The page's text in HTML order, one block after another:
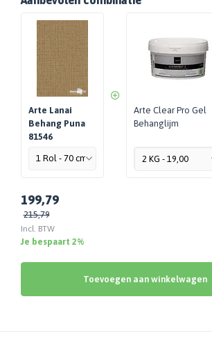
Arte Lanai
Behang Puna
81546
Arte Clear Pro Gel
Behanglijm
199,79
215,79
Incl. BTW
Je bespaart 2%
Toevoegen aan winkelwagen